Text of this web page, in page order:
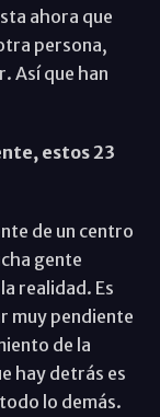
ahora que
persona,
Así que han
estos 23
de un centro
gente
realidad. Es
muy pendiente
de la
hay detrás es
lo demás.